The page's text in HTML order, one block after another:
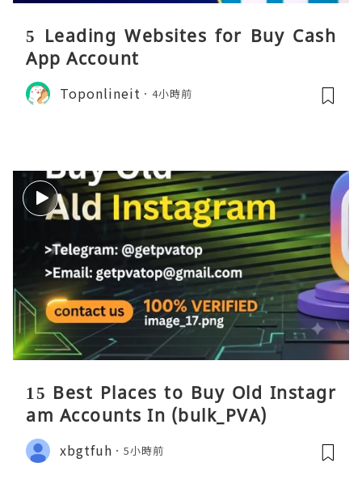
5 Leading Websites for Buy Cash
App Account
Toponlineit 4小時前
15 Best Places to Buy Old Instagr
am Accounts In (bulk_PVA)
xbgtfuh 5小時前